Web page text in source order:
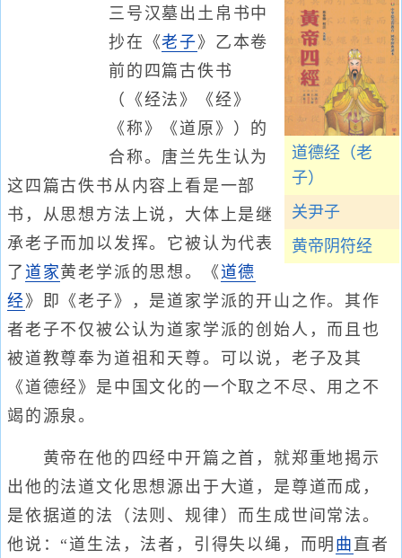
道德经（老
子）
关尹子
黄帝阴符经
三号汉墓出土帛书中
抄在《老子》乙本卷
前的四篇古佚书
（《经法》《经》
《称》《道原》）的
合称。唐兰先生认为
这四篇古佚书从内容上看是一部
书，从思想方法上说，大体上是继
承老子而加以发挥。它被认为代表
了 道家黄老学派的思想。《 道德
经》即《老子》，是道家学派的开山之作。其作
者老子不仅被公认为道家学派的创始人，而且也
被道教尊奉为道祖和天尊。可以说，老子及其
《道德经》是中国文化的一个取之不尽、用之不
竭的源泉。
黄帝在他的四经中开篇之首，就郑重地揭示
出他的法道文化思想源出于大道，是尊道而成，
是依据道的法（法则、规律）而生成世间常法。
他说：“道生法，法者，引得失以绳，而明 曲 直者